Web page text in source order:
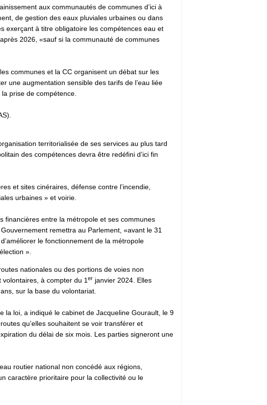
aux communautés de communes d’ici à
de gestion des eaux pluviales urbaines ou dans
exerçant à titre obligatoire les compétences eau et
2026, «sauf si la communauté de communes
communes et la CC organisent un débat sur les
une augmentation sensible des tarifs de l’eau liée
prise de compétence.
territorialisée de ses services au plus tard
des compétences devra être redéfini d’ici fin
et sites cinéraires, défense contre l’incendie,
urbaines » et voirie.
financières entre la métropole et ses communes
remettra au Parlement, «avant le 31
le fonctionnement de la métropole
».
nationales ou des portions de voies non
à compter du 1 er janvier 2024. Elles
sur la base du volontariat.
la loi, a indiqué le cabinet de Jacqueline Gourault, le 9
qu’elles souhaitent se voir transférer et
du délai de six mois. Les parties signeront une
routier national non concédé aux régions,
caractère prioritaire pour la collectivité ou le